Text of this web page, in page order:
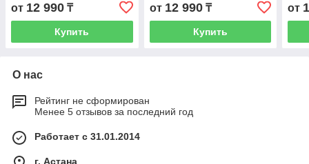
часы из натуральной
кожи. Ремешки Кожаные.
от 12 990 ₸
Купить
часы из натуральной
кожи. Ремешки Кожаные.
от 12 990₸
Купить
от
О нас
Рейтинг не сформирован
Менее 5 отзывов за последний год
Работает с 31.01.2014
г. Астана